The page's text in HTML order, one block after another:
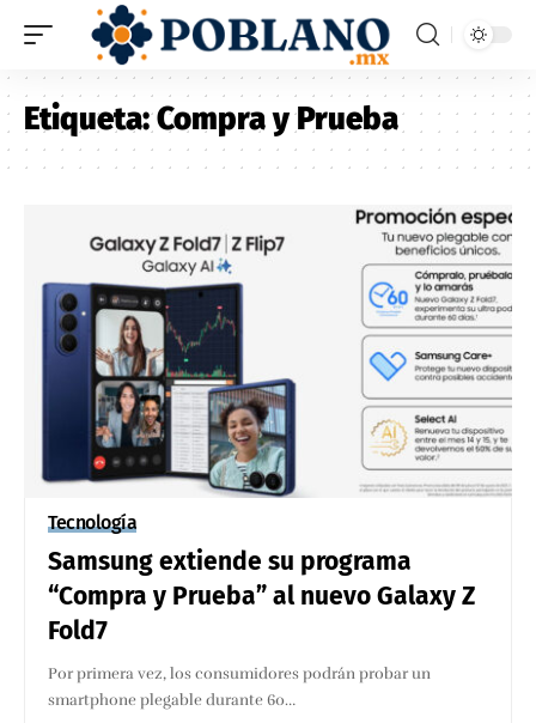
Etiqueta:Compra y Prueba
Tecnología
Samsung extiende su programa
“Compra y Prueba” al nuevo Galaxy Z
Fold7
Por primera vez, los consumidores podrán probar un
smartphone plegable durante 60…